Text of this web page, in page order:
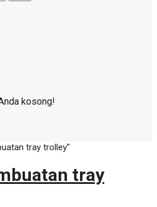
kosong!
tray trolley"
tray